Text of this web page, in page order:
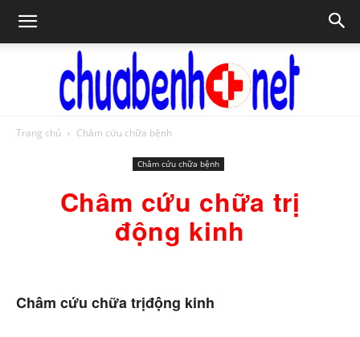
Trang chủ Châm cứu chữa bệnh
Châm cứu chữa bệnh
Châm cứu chữa trị
động kinh
Châm cứu chữa trịđộng kinh